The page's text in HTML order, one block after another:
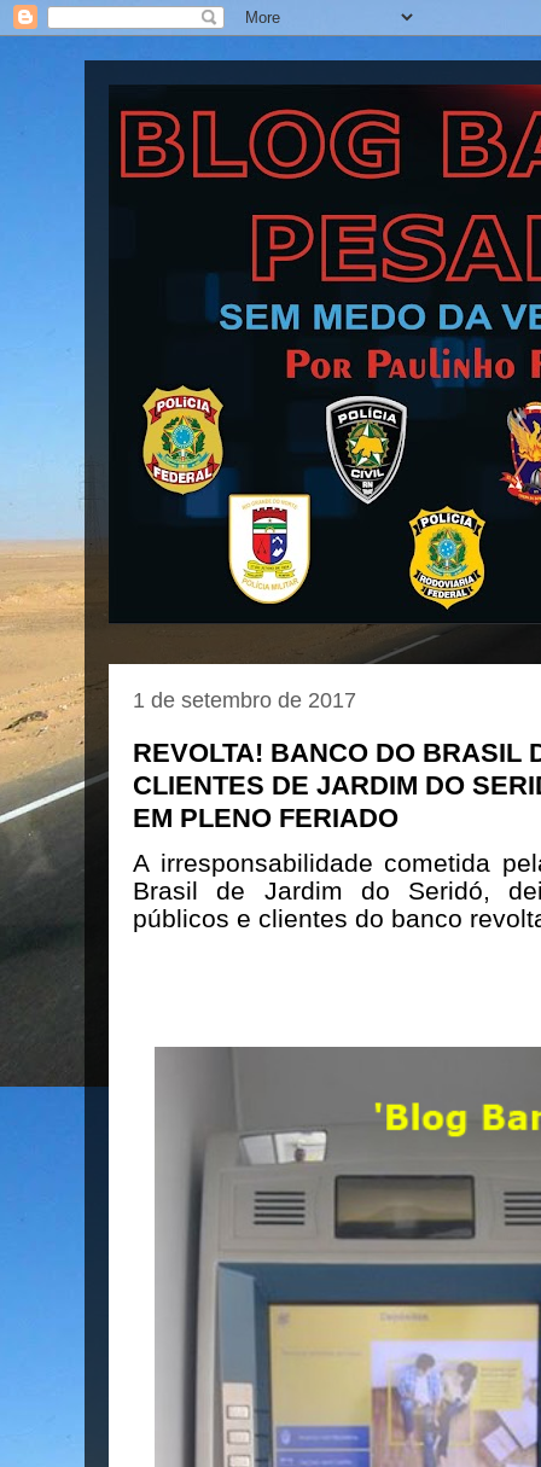
Blog Barra Pesada
1 de setembro de 2017
REVOLTA! BANCO DO BRASIL
CLIENTES DE JARDIM DO
EM PLENO FERIADO
A irresponsabilidade cometida
Brasil de Jardim do Seridó,
públicos e clientes do banco